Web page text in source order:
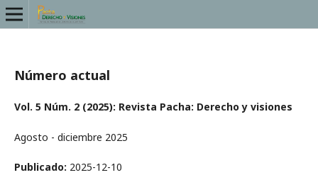
Número actual
Vol. 5 Núm. 2 (2025): Revista Pacha: Derecho y visiones
Agosto - diciembre 2025
Publicado: 2025-12-10